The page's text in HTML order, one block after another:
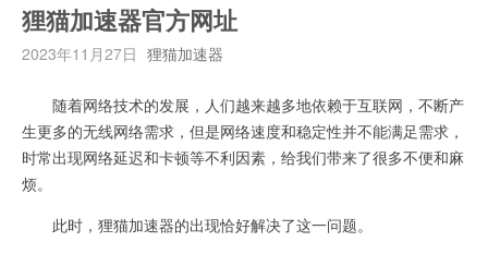
狸猫加速器官方网址
2023年11月27日 狸猫加速器
随着网络技术的发展，人们越来越多地依赖于互联网，不断产
生更多的无线网络需求，但是网络速度和稳定性并不能满足需求，
时常出现网络延迟和卡顿等不利因素，给我们带来了很多不便和麻
烦。
此时，狸猫加速器的出现恰好解决了这一问题。